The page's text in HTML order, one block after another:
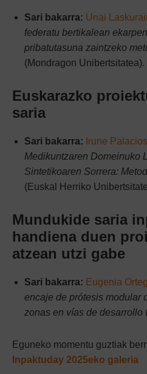
Sari bakarra: Unai
federatu bertikalean
pribatutasuna zaintzeko
(Mondragon Unibertsitatea).
Euskarazko
saria
Sari bakarra: Irune
Medikuntzaren Domeinuko
Sintetikoaren Sorrera:
(Euskal Herriko
Mundukide saria
handiena duen
atzean utzi gabe
Sari bakarra: Eugenia
encaje de prótesis modular
zonas en vías de desarrollo
Eguneko momentu guztiak
Inpaktuday 2025eko galeria